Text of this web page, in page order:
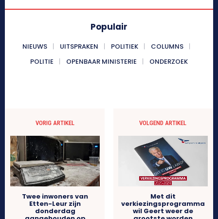
Populair
NIEUWS UITSPRAKEN POLITIEK
COLUMNS
POLITIE
OPENBAAR MINISTERIE ONDERZOEK
VORIG ARTIKEL
Twee inwoners van
Etten-Leur zijn
donderdag
VOLGEND ARTIKEL
Met dit
verkiezingsprogramma
wil Geert weer de